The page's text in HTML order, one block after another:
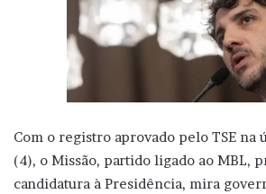
Com o registro aprovado pelo TSE
(4), o Missão, partido ligado ao MBL,
candidatura à Presidência, mira